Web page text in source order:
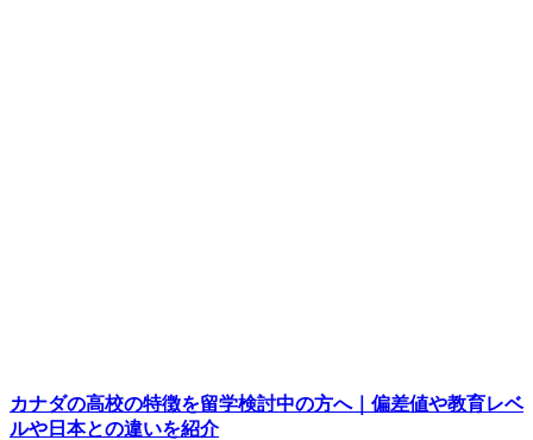
カナダの高校の特徴を留学検討中の方へ｜偏差値や教育レベ
ルや日本との違いを紹介